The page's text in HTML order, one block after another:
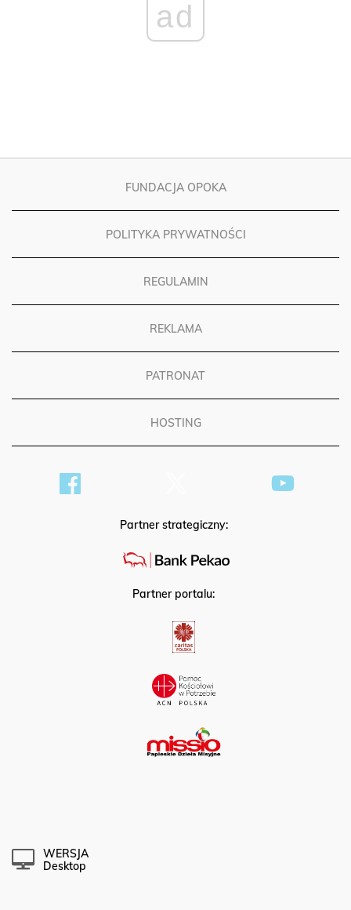
ad
FUNDACJA OPOKA
POLITYKA PRYWATNOŚCI
REGULAMIN
REKLAMA
PATRONAT
HOSTING
Partner strategiczny:
Partner portalu:
WERSJA
Desktop